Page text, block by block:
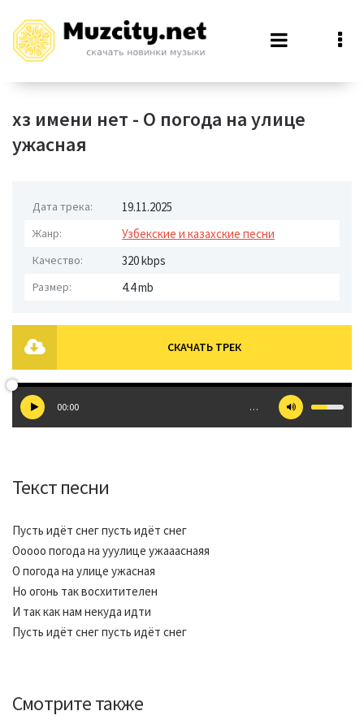
хз имени нет - О погода на улице
ужасная
Дата трека: 19.11.2025
Жанр: Узбекские и казахские песни
Качество: 320 kbps
Размер: 4.4 mb
СКАЧАТЬ ТРЕК
00:00 …
Текст песни
Пусть идёт снег пусть идёт снег
Ооооо погода на ууулице ужаааснаяя
О погода на улице ужасная
Но огонь так восхитителен
И так как нам некуда идти
Пусть идёт снег пусть идёт снег
Смотрите также